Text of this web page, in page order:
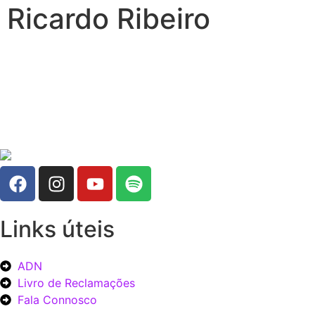
Ricardo Ribeiro
Links úteis
ADN
Livro de Reclamações
Fala Connosco